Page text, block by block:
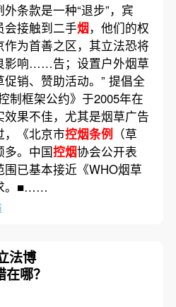
条款是一种“退步”，宾
会接触到二手烟，他们的权
为首善之区，其立法恐将
影响……告；设置户外烟草
销、赞助活动。” 提倡全
制框架公约》于2005年在
果不佳，尤其是烟草广告
，《北京市控烟条例 （草
多。中国控烟协会公开表
已基本接近《WHO烟草
。■……
法博
哪？